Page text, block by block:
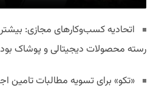
اتحادیه کسب‌وکارهای مجازی:
رسته محصولات دیجیتالی و پوشاک
«تکو» برای تسویه مطالبات تامین